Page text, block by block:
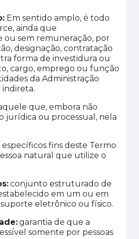
: Em sentido amplo, é todo
ainda que
ou sem remuneração, por
designação, contratação
forma de investidura ou
cargo, emprego ou função
da Administração
indireta.
que, embora não
jurídica ou processual, nela
específicos fins deste Termo
natural que utilize o
:conjunto estruturado de
em um ou em
suporte eletrônico ou físico.
:garantia de que a
somente por pessoas